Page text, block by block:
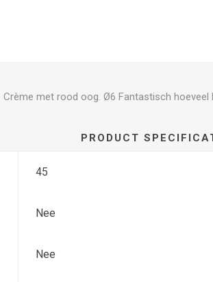
Crème met rood oog. Ø6 Fantastisch hoeveel
PRODUCT
45
Nee
Nee